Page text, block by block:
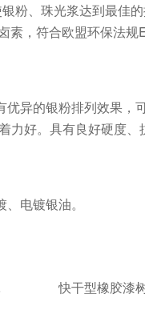
、珠光浆达到最佳
素，符合欧盟环保法规
异的银粉排列效果，
好。具有良好硬度、
电镀银油。
快干型橡胶漆